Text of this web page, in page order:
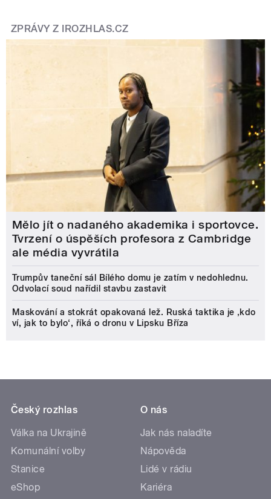
ZPRÁVY Z IROZHLAS.CZ
Mělo jít o nadaného akademika i sportovce.
Tvrzení o úspěších profesora z Cambridge
ale média vyvrátila
Trumpův taneční sál Bílého domu je zatím v nedohlednu.
Odvolací soud nařídil stavbu zastavit
Maskování a stokrát opakovaná lež. Ruská taktika je ‚kdo
ví, jak to bylo‘, říká o dronu v Lipsku Bříza
Český rozhlas
Válka na Ukrajině
Komunální volby
Stanice
eShop
O nás
Jak nás naladíte
Nápověda
Lidé v rádiu
Kariéra